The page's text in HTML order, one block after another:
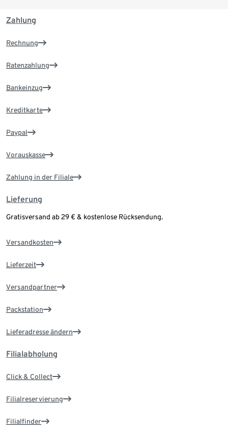
Zahlung
Rechnung
Ratenzahlung
Bankeinzug
Kreditkarte
Paypal
Vorauskasse
Zahlung in der Filiale
Lieferung
Gratisversand ab 29 € & kostenlose Rücksendung.
Versandkosten
Lieferzeit
Versandpartner
Packstation
Lieferadresse ändern
Filialabholung
Click & Collect
Filialreservierung
Filialfinder